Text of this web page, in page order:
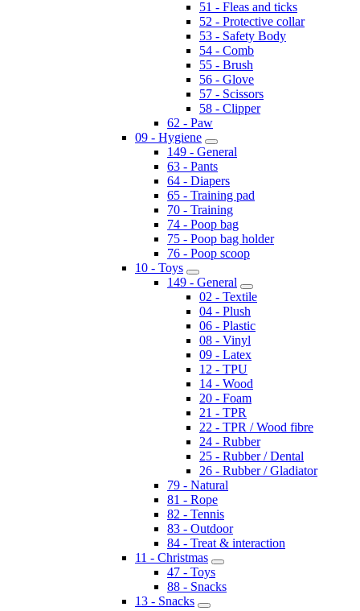
51 - Fleas and ticks
52 - Protective collar
53 - Safety Body
54 - Comb
55 - Brush
56 - Glove
57 - Scissors
58 - Clipper
62 - Paw
09 - Hygiene
149 - General
63 - Pants
64 - Diapers
65 - Training pad
70 - Training
74 - Poop bag
75 - Poop bag holder
76 - Poop scoop
10 - Toys
149 - General
02 - Textile
04 - Plush
06 - Plastic
08 - Vinyl
09 - Latex
12 - TPU
14 - Wood
20 - Foam
21 - TPR
22 - TPR / Wood fibre
24 - Rubber
25 - Rubber / Dental
26 - Rubber / Gladiator
79 - Natural
81 - Rope
82 - Tennis
83 - Outdoor
84 - Treat & interaction
11 - Christmas
47 - Toys
88 - Snacks
13 - Snacks